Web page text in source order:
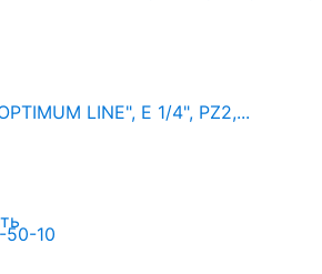
LINE", E 1/4", PZ2,...